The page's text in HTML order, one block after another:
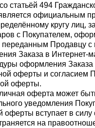
статьёй 494
официальным
кругу лиц,
с Покупателем,
переданным Продавцу
Заказа в Интернет-
оформления Заказа
оферты и согласием
оферты.
оферта может
уведомления
оферты вступает в
на